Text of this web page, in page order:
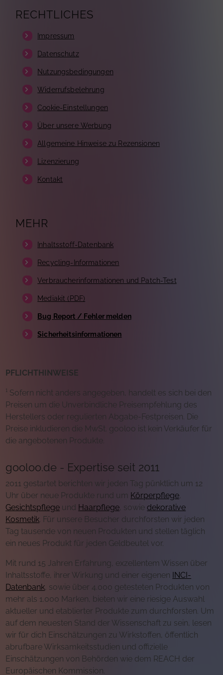
RECHTLICHES
Impressum
Datenschutz
Nutzungsbedingungen
Widerrufsbelehrung
Cookie-Einstellungen
Über unsere Werbung
Allgemeine Hinweise zu Rezensionen
Lizenzierung
Kontakt
MEHR
Inhaltsstoff-Datenbank
Recycling-Informationen
Verbraucherinformationen und Patch-Test
Mediakit (PDF)
Bug Report / Fehler melden
Sicherheitsinformationen
PFLICHTHINWEISE
¹ Sofern nicht anders angegeben, handelt es sich bei den
Preisen um die Unverbindliche Preisempfehlung des
Herstellers oder regulierten Abgabe-Festpreisen. Die
Preise inkludieren die MwSt. gooloo ist kein Verkäufer für
die angebotenen Produkte.
gooloo.de - Expertise seit 2011
2011 gestartet berichten wir jeden Tag pünktlich um 12
Uhr über neue Produkte rund um Körperpflege,
Gesichtspflege und Haarpflege , sowiedekorative
Kosmetik. Für unsere Besucher durchforsten wir jeden
Tag tausende von neuen Produkten und stellen täglich
ein neues Produkt für jeden Geldbeutel vor.
Mit rund 15 Jahren Erfahrung, exzellentem Wissen über
Inhaltsstoffe, ihrer Wirkung und einer eigenen INCI-
Datenbank, sowie über 4.000 getesteten Produkten von
mehr als 1.000 Marken, bieten wir eine riesige Auswahl
aktueller und etablierter Produkte zum durchforsten. Um
auf dem neuesten Stand der Wissenschaft zu sein, lesen
wir für dich Einschätzungen zu Wirkstoffen, öffentlich
abrufbare Wirksamkeitsstudien und offizielle
Einschätzungen von Behörden wie dem REACH der
Europäischen Kommission.